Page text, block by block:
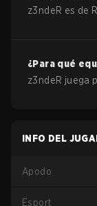
z3ndeR es de
¿Para qué
z3ndeR juega
INFO DEL
Apodo
Esport